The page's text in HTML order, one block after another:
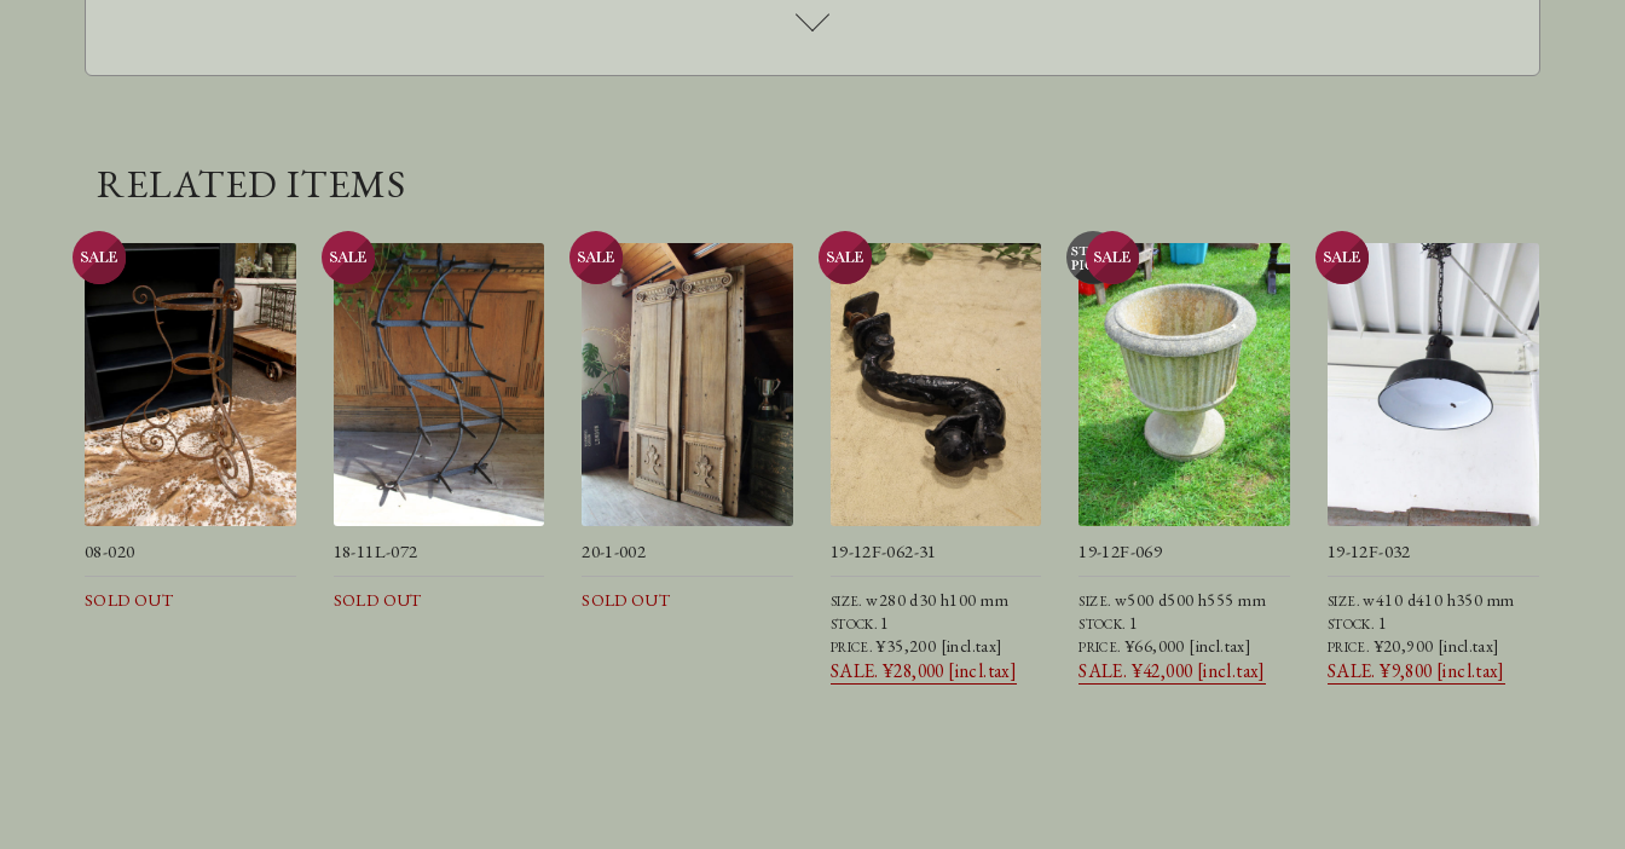
RELATED ITEMS
08-020
SOLD OUT
18-11L-072
SOLD OUT
20-1-002
SOLD OUT
19-12F-062-31
SIZE.w280 d30 h100 mm
STOCK. 1
PRICE.¥35,200 [incl.tax]
SALE. ¥28,000 [incl.tax]
19-12F-069
SIZE. w500 d500 h555 mm
STOCK. 1
PRICE.¥66,000 [incl.tax]
SALE. ¥42,000 [incl.tax]
19-12F-032
SIZE.w410 d410 h350 mm
STOCK. 1
PRICE. ¥20,900 [incl.tax]
SALE. ¥9,800 [incl.tax]